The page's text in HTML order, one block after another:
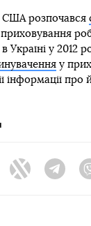
США розпочався
Україні у 2012
у
інформації про
Twitter